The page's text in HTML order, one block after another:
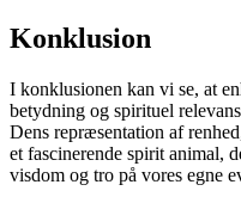
Konklusion
I konklusionen kan vi se, at
betydning og spirituel
Dens repræsentation af
et fascinerende spirit animal,
visdom og tro på vores egne